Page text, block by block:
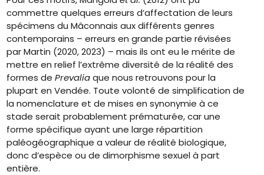
commettre quelques erreurs d’affectation de leurs
spécimens du Mâconnais aux différents genres
contemporains – erreurs en grande partie révisées
par Martin (2020, 2023) – mais ils ont eu le mérite de
mettre en relief l’extrême diversité de la réalité des
formes dePrevaliaque nous retrouvons pour la
plupart en Vendée. Toute volonté de simplification de
la nomenclature et de mises en synonymie à ce
stade serait probablement prématurée, car une
forme spécifique ayant une large répartition
paléogéographique a valeur de réalité biologique,
donc d’espèce ou de dimorphisme sexuel à part
entière.